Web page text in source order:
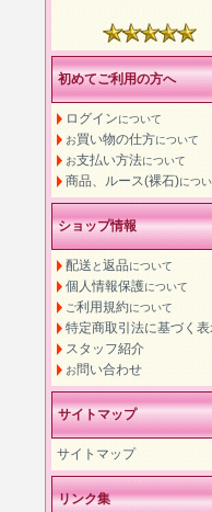
初めてご利用の方へ
ログインについて
お買い物の仕方について
お支払い方法について
商品、ルース(裸石)につ
ショップ情報
配送 と返品について
個人情報保護について
ご利用規約について
特定商取引法に基づく
スタッフ紹介
お問い合わせ
サイトマップ
サイトマップ
リンク集